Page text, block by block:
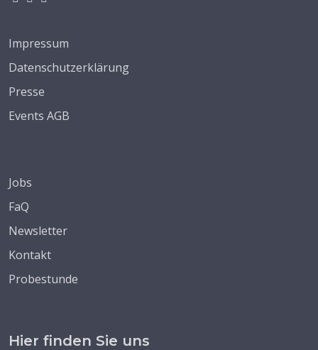
Impressum
Datenschutzerklärung
Presse
Events AGB
Jobs
FaQ
Newsletter
Kontakt
Probestunde
Hier finden Sie uns